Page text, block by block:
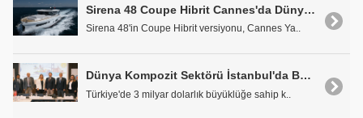
Sirena 48 Coupe Hibrit Cannes'da Dünya Prömiyerini Yaptı
Sirena 48'in Coupe Hibrit versiyonu, Cannes Ya..
Dünya Kompozit Sektörü İstanbul'da Buluşuyor
Türkiye'de 3 milyar dolarlık büyüklüğe sahip k..